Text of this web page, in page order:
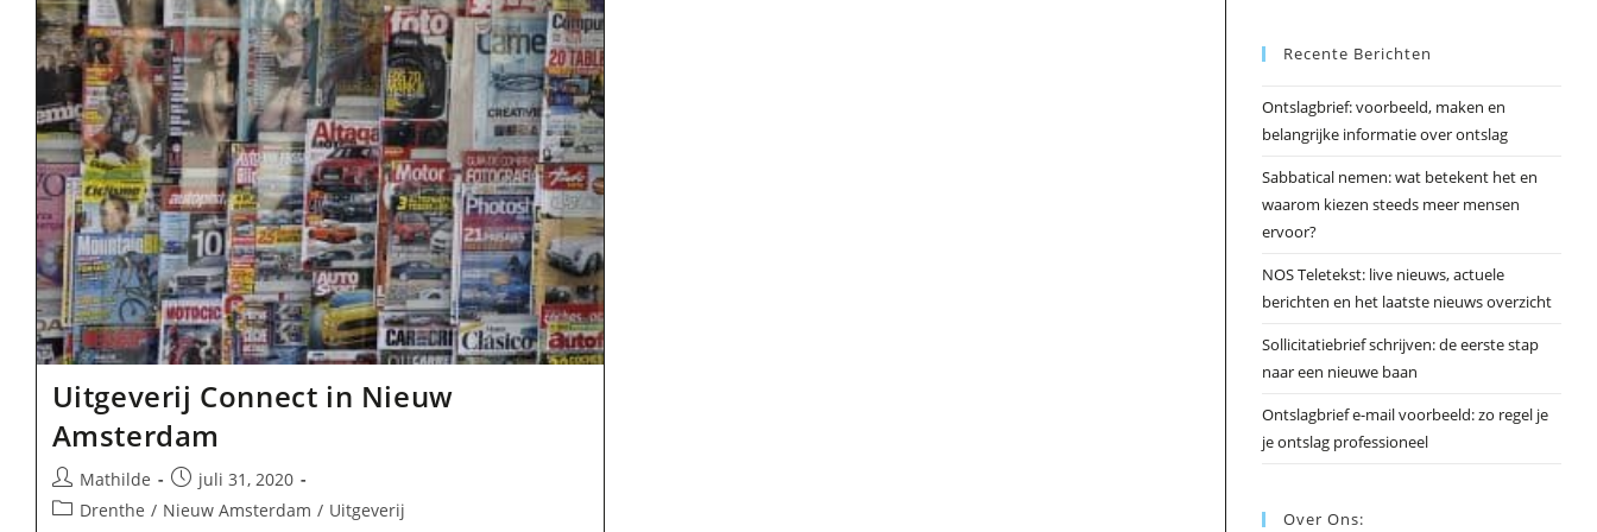
Uitgeverij Connect in Nieuw
Amsterdam
Bericht
auteur:
Mathilde
Bericht
gepubliceerd
juli 31, 2020
Berichtcategorie:
Drenthe / Nieuw Amsterdam / Uitgeverij
Recente Berichten
Ontslagbrief: voorbeeld, maken en
belangrijke informatie over ontslag
Sabbatical nemen: wat betekent het en
waarom kiezen steeds meer mensen
ervoor?
NOS Teletekst: live nieuws, actuele
berichten en het laatste nieuws overzicht
Sollicitatiebrief schrijven: de eerste stap
naar een nieuwe baan
Ontslagbrief e-mail voorbeeld: zo regel je
je ontslag professioneel
Over Ons: